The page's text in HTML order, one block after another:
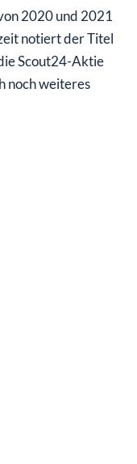
2020 und 2021
notiert der Titel
Scout24-Aktie
noch weiteres